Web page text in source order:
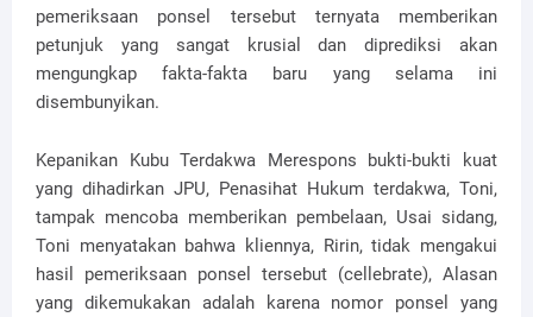
pemeriksaan ponsel tersebut ternyata memberikan
petunjuk yang sangat krusial dan diprediksi akan
mengungkap fakta-fakta baru yang selama ini
disembunyikan.
Kepanikan Kubu Terdakwa Merespons bukti-bukti kuat
yang dihadirkan JPU, Penasihat Hukum terdakwa, Toni,
tampak mencoba memberikan pembelaan, Usai sidang,
Toni menyatakan bahwa kliennya, Ririn, tidak mengakui
hasil pemeriksaan ponsel tersebut (cellebrate), Alasan
yang dikemukakan adalah karena nomor ponsel yang